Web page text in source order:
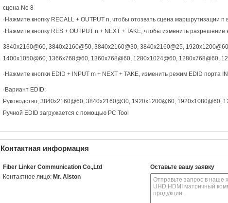
сцена No 8
· Нажмите кнопку RECALL + OUTPUT n, чтобы отозвать сцена маршрутизации n
· Нажмите кнопку RES + OUTPUT n + NEXT + TAKE, чтобы изменить
3840x2160@60, 3840x2160@50, 3840x2160@30, 3840x2160@25,
1400x1050@60, 1366x768@60, 1360x768@60, 1280x1024@60, 1280x768@60,
· Нажмите кнопки EDID + INPUT m + NEXT + TAKE, изменить режим EDID порта
· Вариант EDID:
Руководство, 3840x2160@60, 3840x2160@30, 1920x1200@60, 1920x1080@60,
Ручной EDID загружается с помощью PC Tool
Контактная информация
Fiber Linker Communication Co.,Ltd
Контактное лицо: Mr. Alston
Оставьте вашу заявку